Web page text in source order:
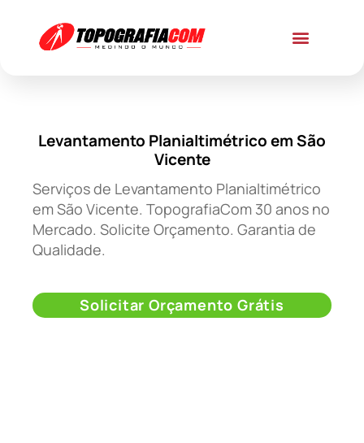
Levantamento Planialtimétrico em São
Vicente
Serviços de Levantamento Planialtimétrico
em São Vicente. TopografiaCom 30 anos no
Mercado. Solicite Orçamento. Garantia de
Qualidade.
Solicitar Orçamento Grátis